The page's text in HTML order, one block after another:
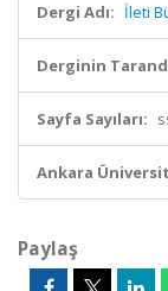
Dergi Adı: İleti
Derginin
Sayfa Sayıları:
Ankara
Paylaş